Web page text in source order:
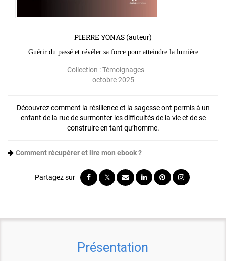
PIERRE YONAS (auteur)
Guérir du passé et révéler sa force pour atteindre la lumière
Collection :Témoignages
octobre 2025
Découvrez comment la résilience et la sagesse ont permis à un
enfant de la rue de surmonter les difficultés de la vie et de se
construire en tant qu’homme.
Comment récupérer et lire mon ebook ?
Présentation